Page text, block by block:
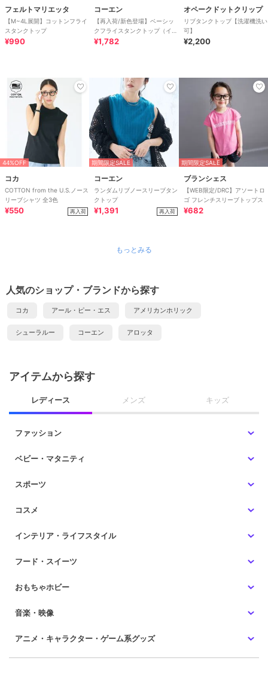
フェルトマリエッタ
【M~4L展開】コットンフライ
スタンクトップ
¥990
コーエン
【再入荷/新色登場】ベーシッ
クフライスタンクトップ（イン
フルエンサー紹介アイテム）
¥1,782
オペークドットクリップ
リブタンクトップ【洗濯機洗い
可】
¥2,200
44%OFF
コカ
COTTON from the U.S.ノース
リーブシャツ 全3色
¥550 再入荷
期間限定SALE
コーエン
ランダムリブノースリーブタン
クトップ
¥1,391 再入荷
期間限定SALE
ブランシェス
【WEB限定/DRC】アソートロ
ゴ フレンチスリーブトップス
¥682
もっとみる
人気のショップ・ブランドから探す
コカ アール・ピー・エス アメリカンホリック
シューラルー コーエン アロッタ
アイテムから探す
レディース メンズ キッズ
ファッション
ベビー・マタニティ
スポーツ
コスメ
インテリア・ライフスタイル
フード・スイーツ
おもちゃホビー
音楽・映像
アニメ・キャラクター・ゲーム系グッズ